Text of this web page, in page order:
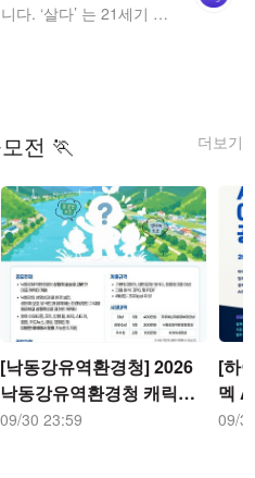
환경이 바뀌며 삶이 바뀝니다. ‘살다’ 는 21세기 공동체의 삶에 어울리는 솔루션을 찾고 만들어 일을 수월하게 만들고 주민의 삶에 보탬이 되고자 합니다. 우리의 생활이 더 편리하고, 가치있고, 아름다워지기를 ‘살다’는 꿈꿉니다.
더보기
전 🏃
[낙동강유역환경청] 2026
낙동강유역환경청 캐릭터
디자인 공모전 공모전
09/30 23:59
[하
멕
전
09/